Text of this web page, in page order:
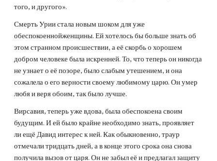
того, и другого».
Смерть Урии стала новым шоком для уже
обеспокоеннойженщины. Ей хотелось бы больше знать об
этом странном происшествии, а её скорбь о хорошем
добром человеке была искренней. То, что теперь он никогда
не узнает о её позоре, было слабым утешением, и она
сожалела о его верности своему любимому царю. Он умер
любя и веря обоим, так было лучше.
Вирсавия, теперь уже вдова, была обеспокоена своим
будущим. И ей было крайне необходимо знать, проявляет
ли ещё Давид интерес к ней. Как обыкновенно, траур
отмечали тридцать дней, а в конце этого срока она снова
получила вызов от царя. Он не забыл её и предлагал защиту